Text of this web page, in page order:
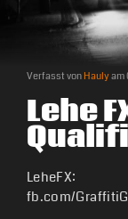
Verfasst vonHaulyam
Lehe
LeheFX:
fb.com/